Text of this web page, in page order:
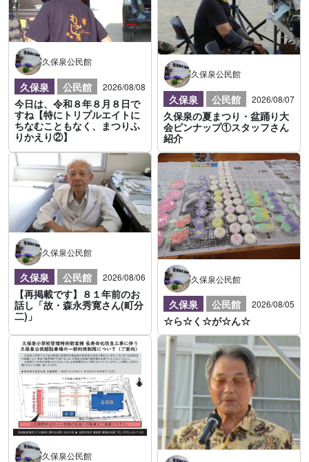
久保泉公民館
久保泉 公民館 2026/08/08
今日は、令和８年８月８日で
すね【特にトリプルエイトに
ちなむこともなく、まつりふ
りかえり②】
久保泉公民館
久保泉 公民館 2026/08/07
久保泉の夏まつり・盆踊り大
会ピンナップ①スタッフさん
紹介
久保泉公民館
久保泉 公民館 2026/08/06
【再掲載です】８１年前のお
話し「故・森永秀寛さん(町分
二)」
久保泉公民館
久保泉 公民館 2026/08/05
☆ら☆く☆が☆ん☆
久保泉公民館